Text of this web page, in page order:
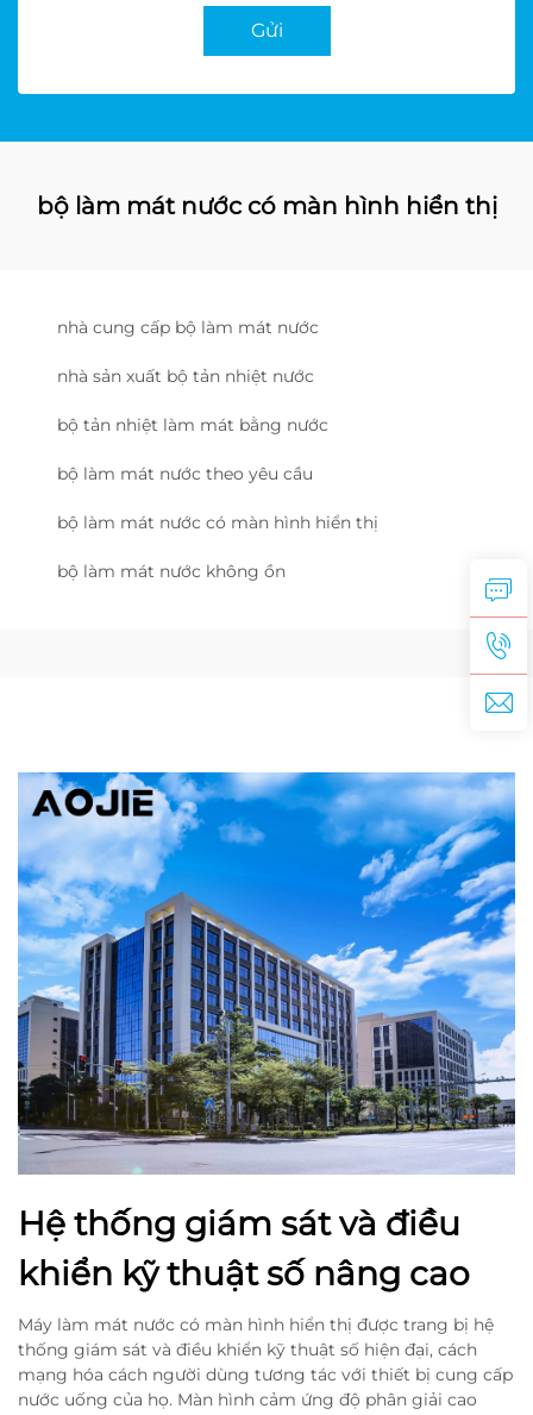
Gửi
bộ làm mát nước có màn hình hiển thị
nhà cung cấp bộ làm mát nước
nhà sản xuất bộ tản nhiệt nước
bộ tản nhiệt làm mát bằng nước
bộ làm mát nước theo yêu cầu
bộ làm mát nước có màn hình hiển thị
bộ làm mát nước không ồn
Hệ thống giám sát và điều
khiển kỹ thuật số nâng cao
Máy làm mát nước có màn hình hiển thị được trang bị hệ
thống giám sát và điều khiển kỹ thuật số hiện đại, cách
mạng hóa cách người dùng tương tác với thiết bị cung cấp
nước uống của họ. Màn hình cảm ứng độ phân giải cao